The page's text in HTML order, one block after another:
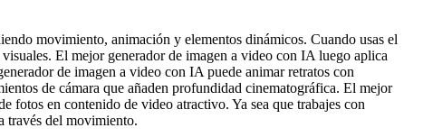
movimiento, animación y elementos dinámicos. Cuando usas el
El mejor generador de imagen a video con IA luego aplica
de imagen a video con IA puede animar retratos con
de cámara que añaden profundidad cinematográfica. El mejor
fotos en contenido de video atractivo. Ya sea que trabajes con
través del movimiento.